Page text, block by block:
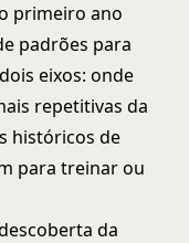
primeiro ano
padrões para
eixos: onde
repetitivas da
históricos de
para treinar ou
da